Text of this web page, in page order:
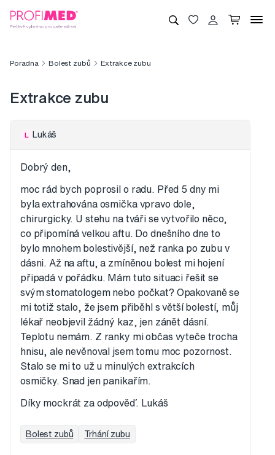
Poradna Bolest zubů Extrakce zubu
Extrakce zubu
L Lukáš
Dobrý den,
moc rád bych poprosil o radu. Před 5 dny mi
byla extrahována osmička vpravo dole,
chirurgicky. U stehu na tváři se vytvořilo něco,
co připomíná velkou aftu. Do dnešního dne to
bylo mnohem bolestivější, než ranka po zubu v
dásni. Až na aftu, a zmíněnou bolest mi hojení
připadá v pořádku. Mám tuto situaci řešit se
svým stomatologem nebo počkat? Opakovaně se
mi totiž stalo, že jsem přiběhl s větší bolestí, můj
lékař neobjevil žádný kaz, jen zánět dásní.
Teplotu nemám. Z ranky mi občas vyteče trocha
hnisu, ale nevěnoval jsem tomu moc pozornost.
Stalo se mi to už u minulých extrakcích
osmičky. Snad jen panikařím.
Díky mockrát za odpověď. Lukáš
Bolest zubů Trhání zubu